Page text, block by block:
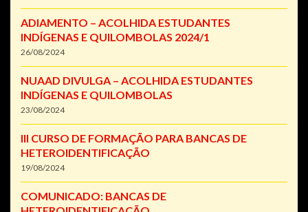
ADIAMENTO – ACOLHIDA ESTUDANTES
INDÍGENAS E QUILOMBOLAS 2024/1
26/08/2024
NUAAD DIVULGA – ACOLHIDA ESTUDANTES
INDÍGENAS E QUILOMBOLAS
23/08/2024
III CURSO DE FORMAÇÃO PARA BANCAS DE
HETEROIDENTIFICAÇÃO
19/08/2024
COMUNICADO: BANCAS DE